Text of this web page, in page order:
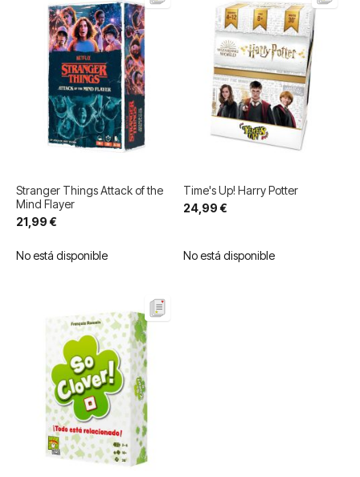
Stranger Things Attack of the
Mind Flayer
21,99 €
No está disponible
Time's Up! Harry Potter
24,99 €
No está disponible